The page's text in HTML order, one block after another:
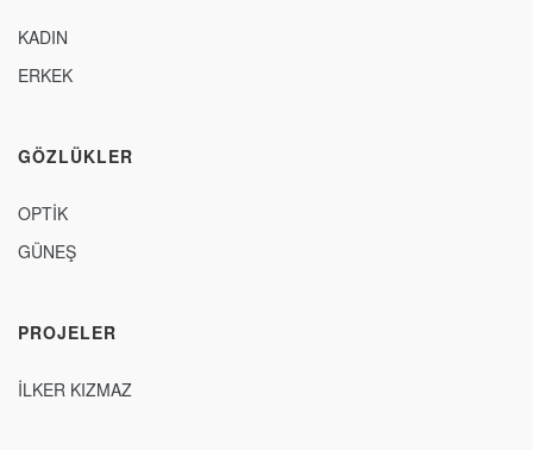
KADIN
ERKEK
GÖZLÜKLER
OPTİK
GÜNEŞ
PROJELER
İLKER KIZMAZ